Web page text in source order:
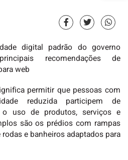
digital padrão do governo
recomendações de
web
permitir que pessoas com
reduzida participem de
uso de produtos, serviços e
são os prédios com rampas
e banheiros adaptados para